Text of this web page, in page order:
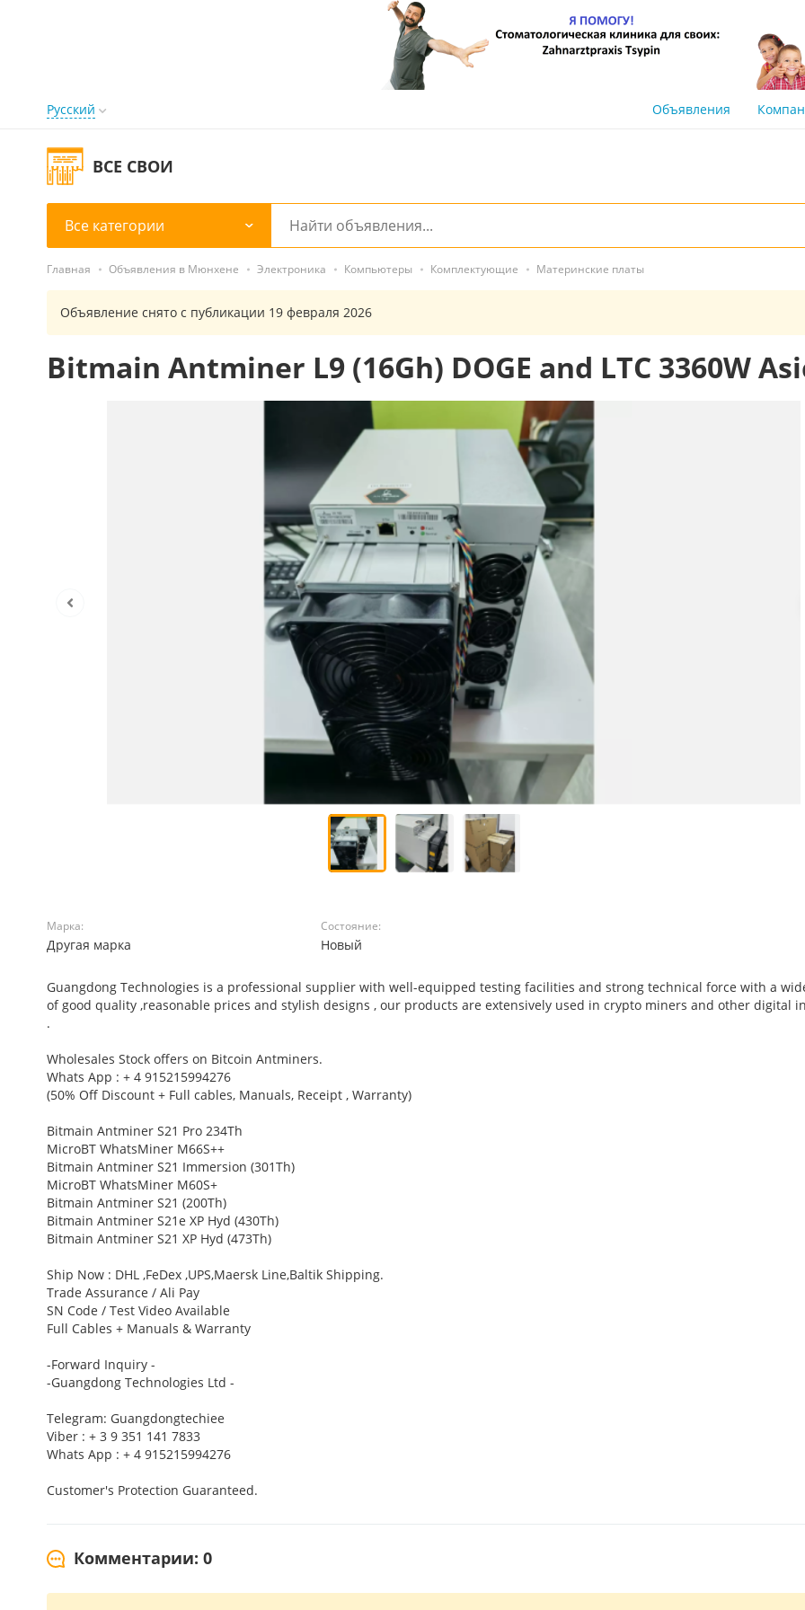
Русский Объявления
ВСЕ СВОИ
Все категории
Главная Объявления в Мюнхене Электроника Компьютеры Комплектующие Материнские платы
Объявление снято с публикации 19 февраля 2026
Bitmain Antminer L9 (16Gh) DOGE and LTC 3360W
Марка:
Другая марка
Состояние:
Новый
Guangdong Technologies is a professional supplier with well-equipped testing facilities and strong technical force with a
of good quality ,reasonable prices and stylish designs , our products are extensively used in crypto miners and other digital
.
Wholesales Stock offers on Bitcoin Antminers.
Whats App : + 4 915215994276
(50% Off Discount + Full cables, Manuals, Receipt , Warranty)
Bitmain Antminer S21 Pro 234Th
MicroBT WhatsMiner M66S++
Bitmain Antminer S21 Immersion (301Th)
MicroBT WhatsMiner M60S+
Bitmain Antminer S21 (200Th)
Bitmain Antminer S21e XP Hyd (430Th)
Bitmain Antminer S21 XP Hyd (473Th)
Ship Now : DHL ,FeDex ,UPS,Maersk Line,Baltik Shipping.
Trade Assurance / Ali Pay
SN Code / Test Video Available
Full Cables + Manuals & Warranty
-Forward Inquiry -
-Guangdong Technologies Ltd -
Telegram: Guangdongtechiee
Viber : + 3 9 351 141 7833
Whats App : + 4 915215994276
Customer's Protection Guaranteed.
Комментарии: 0